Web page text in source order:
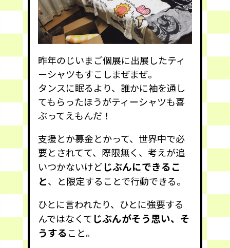
昨年のじいまご個展に出展したティ
ーシャツもすこしまぜまぜ。
タンスに眠るより、誰かに袖を通し
てもらったほうがティーシャツも喜
ぶってえもんだ！
支援とか募金とかって、世界中で必
要とされてて、際限無く、考えが追
いつかないけどじぶんにできるこ
と、と限定することで行動できる。
ひとに言われたり、ひとに強要する
んではなくて じぶんがそう思い、そ
うすること。